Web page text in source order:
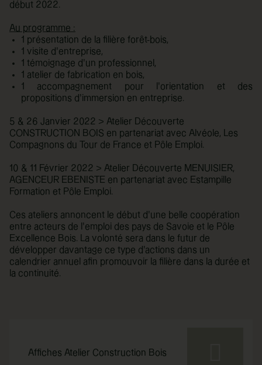
début 2022.
Au programme :
1 présentation de la filière forêt-bois,
1 visite d’entreprise,
1 témoignage d’un professionnel,
1 atelier de fabrication en bois,
1 accompagnement pour l'orientation et des
propositions d’immersion en entreprise.
5 & 26 Janvier 2022 > Atelier Découverte
CONSTRUCTION BOIS en partenariat avec Alvéole, Les
Compagnons du Tour de France et Pôle Emploi.
10 & 11 Février 2022 > Atelier Découverte MENUISIER,
AGENCEUR EBENISTE en partenariat avec Estampille
Formation et Pôle Emploi.
Ces ateliers annoncent le début d'une belle coopération
entre acteurs de l'emploi des pays de Savoie et le Pôle
Excellence Bois. La volonté sera dans le futur de
développer davantage ce type d'actions dans un
calendrier annuel afin promouvoir la filière dans la durée et
la continuité.
Affiches Atelier Construction Bois